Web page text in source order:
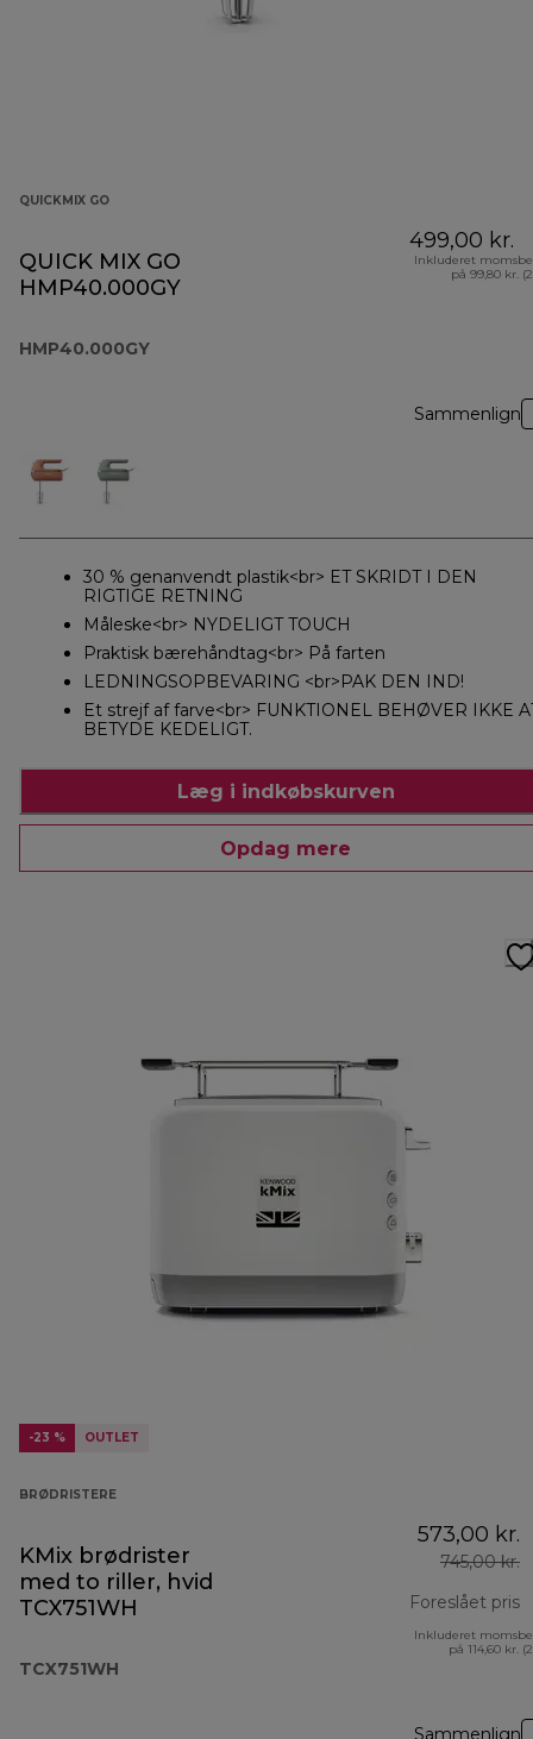
QUICKMIX GO
QUICK MIX GO
HMP40.000GY
HMP40.000GY
499,00 kr.
Inkluderet
på 99,80 kr.
Sammenlign
30 % genanvendt plastik<br> ET SKRIDT I DEN
RIGTIGE RETNING
Måleske<br> NYDELIGT TOUCH
Praktisk bærehåndtag<br> På farten
LEDNINGSOPBEVARING <br>PAK DEN IND!
Et strejf af farve<br> FUNKTIONEL BEHØVER IKKE
BETYDE KEDELIGT.
Læg i indkøbskurven
Opdag mere
-23 % OUTLET
BRØDRISTERE
KMix brødrister
med to riller, hvid
TCX751WH
TCX751WH
573,00 kr.
745,00 kr.
Foreslået pris
Inkluderet
på 114,60 kr.